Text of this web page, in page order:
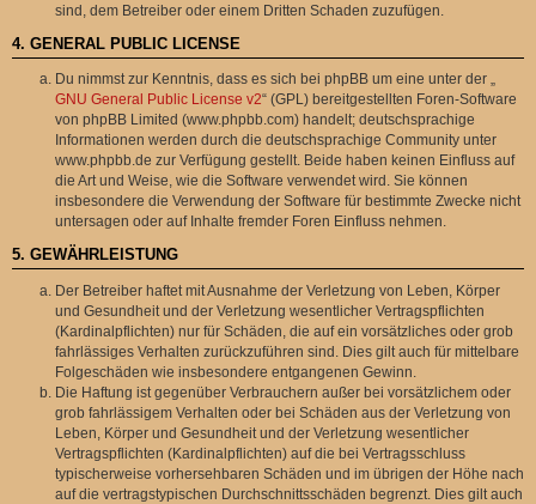
sind, dem Betreiber oder einem Dritten Schaden zuzufügen.
4. GENERAL PUBLIC LICENSE
Du nimmst zur Kenntnis, dass es sich bei phpBB um eine unter der „
GNU General Public License v2“ (GPL) bereitgestellten Foren-Software
von phpBB Limited (www.phpbb.com) handelt; deutschsprachige
Informationen werden durch die deutschsprachige Community unter
www.phpbb.de zur Verfügung gestellt. Beide haben keinen Einfluss auf
die Art und Weise, wie die Software verwendet wird. Sie können
insbesondere die Verwendung der Software für bestimmte Zwecke nicht
untersagen oder auf Inhalte fremder Foren Einfluss nehmen.
5. GEWÄHRLEISTUNG
Der Betreiber haftet mit Ausnahme der Verletzung von Leben, Körper
und Gesundheit und der Verletzung wesentlicher Vertragspflichten
(Kardinalpflichten) nur für Schäden, die auf ein vorsätzliches oder grob
fahrlässiges Verhalten zurückzuführen sind. Dies gilt auch für mittelbare
Folgeschäden wie insbesondere entgangenen Gewinn.
Die Haftung ist gegenüber Verbrauchern außer bei vorsätzlichem oder
grob fahrlässigem Verhalten oder bei Schäden aus der Verletzung von
Leben, Körper und Gesundheit und der Verletzung wesentlicher
Vertragspflichten (Kardinalpflichten) auf die bei Vertragsschluss
typischerweise vorhersehbaren Schäden und im übrigen der Höhe nach
auf die vertragstypischen Durchschnittsschäden begrenzt. Dies gilt auch